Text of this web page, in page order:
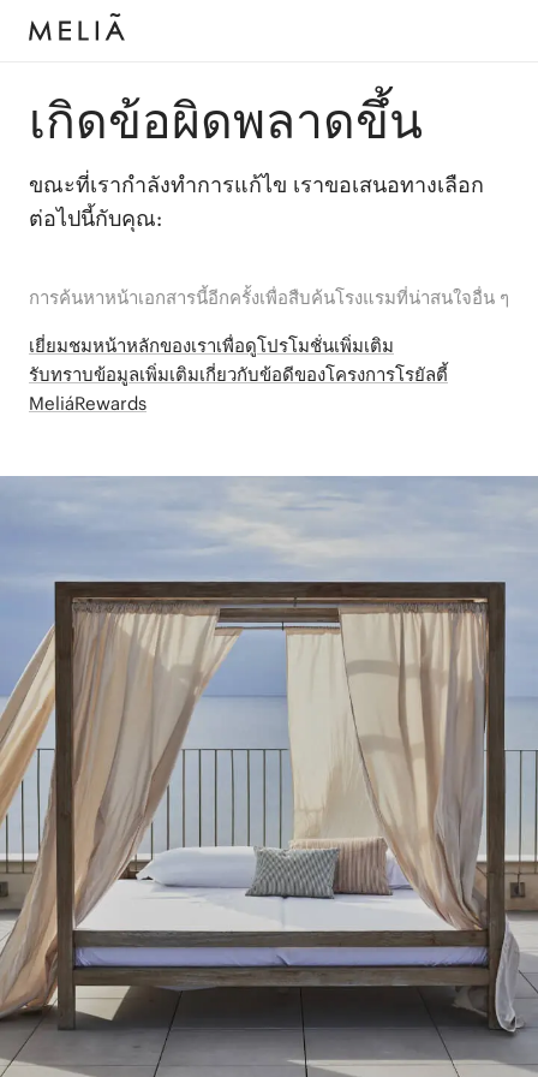
เกิดข้อผิดพลาดขึ้น
ขณะที่เรากำลังทำการแก้ไข เราขอเสนอทางเลือก
ต่อไปนี้กับคุณ:
การค้นหาหน้าเอกสารนี้อีกครั้งเพื่อสืบค้นโรงแรมที่น่าสนใจอื่น ๆ
เยี่ยมชมหน้าหลักของเราเพื่อดูโปรโมชั่นเพิ่มเติม
รับทราบข้อมูลเพิ่มเติมเกี่ยวกับข้อดีของโครงการโรยัลตี้
MeliáRewards